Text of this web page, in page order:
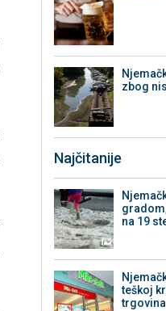
zbog
Najčitanije
na 19
teškoj
trgovina